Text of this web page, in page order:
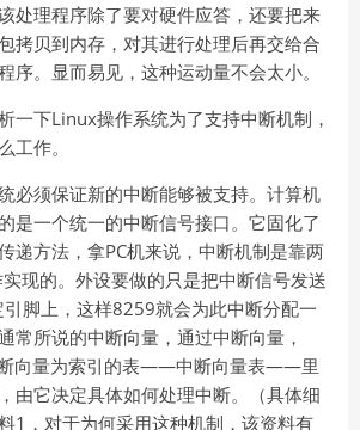
处理程序除了要对硬件应答，还要把来
拷贝到内存，对其进行处理后再交给合
序。显而易见，这种运动量不会太小。
一下Linux操作系统为了支持中断机制，
工作。
必须保证新的中断能够被支持。计算机
是一个统一的中断信号接口。它固化了
递方法，拿PC机来说，中断机制是靠两
现的。外设要做的只是把中断信号发送
脚上，这样8259就会为此中断分配一
所说的中断向量，通过中断向量，
断向量为索引的表——中断向量表——里
由它决定具体如何处理中断。（具体细
1，对于为何采用这种机制，该资料有